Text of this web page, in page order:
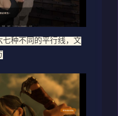
七种不同的平行线，文